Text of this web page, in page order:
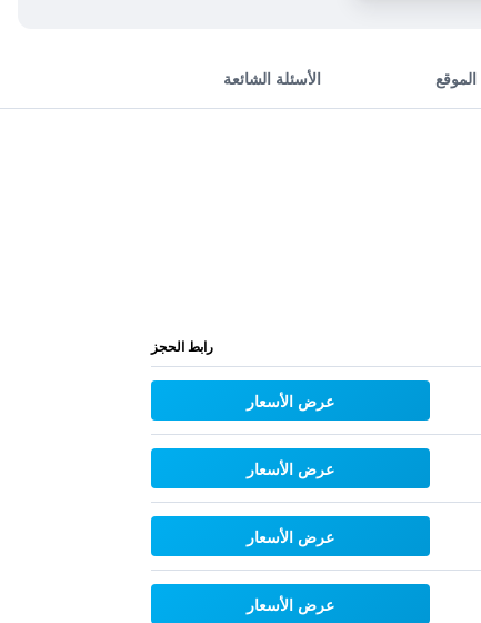
الموقع الأسئلة الشائعة
رابط الحجز
عرض الأسعار
عرض الأسعار
عرض الأسعار
عرض الأسعار